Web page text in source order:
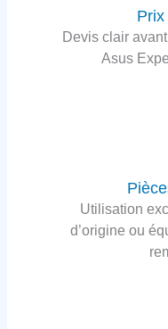
Devis clair
Asus
Utilisation
d’origine ou